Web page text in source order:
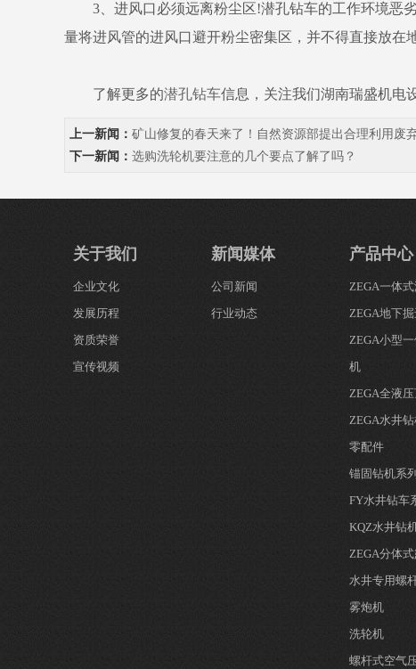
3、进风口必须远离粉尘区!潜孔钻车的工作环境恶劣
量将进风管的进风口避开粉尘密集区，并不得直接放在
了解更多的潜孔钻车信息，关注我们湖南瑞盛机电
上一新闻： 矿山修复的春天来了！自然资源部提出合理利用废
下一新闻： 选购洗轮机要注意的几个要点了解了吗？
关于我们
企业文化
发展历程
资质荣誉
宣传视频
新闻媒体
公司新闻
行业动态
产品中心
ZEGA一体
ZEGA地下
ZEGA小型
机
ZEGA全液
ZEGA水井
零配件
锚固钻机系列
FY水井钻车
KQZ水井钻
ZEGA分体
水井专用螺
雾炮机
洗轮机
螺杆式空气